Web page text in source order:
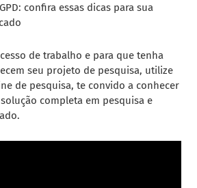
confira essas dicas para sua
de trabalho e para que tenha
seu projeto de pesquisa, utilize
de pesquisa, te convido a conhecer
completa em pesquisa e